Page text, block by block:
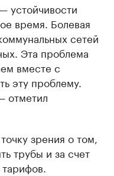
устойчивости
время. Болевая
сетей
Эта проблема
вместе с
эту проблему.
отметил
зрения о том,
трубы и за счет